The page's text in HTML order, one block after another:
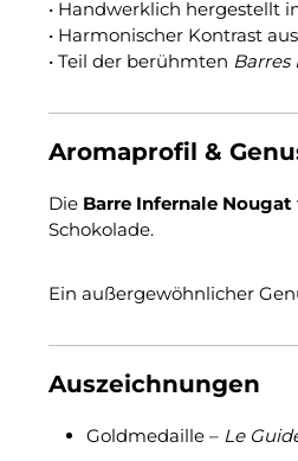
• Handwerklich hergestellt
• Harmonischer Kontrast
• Teil der berühmten Barres
Aromaprofil &
Die Barre Infernale Nougat
Schokolade.
Ein außergewöhnlicher
Auszeichnungen
Goldmedaille – Le